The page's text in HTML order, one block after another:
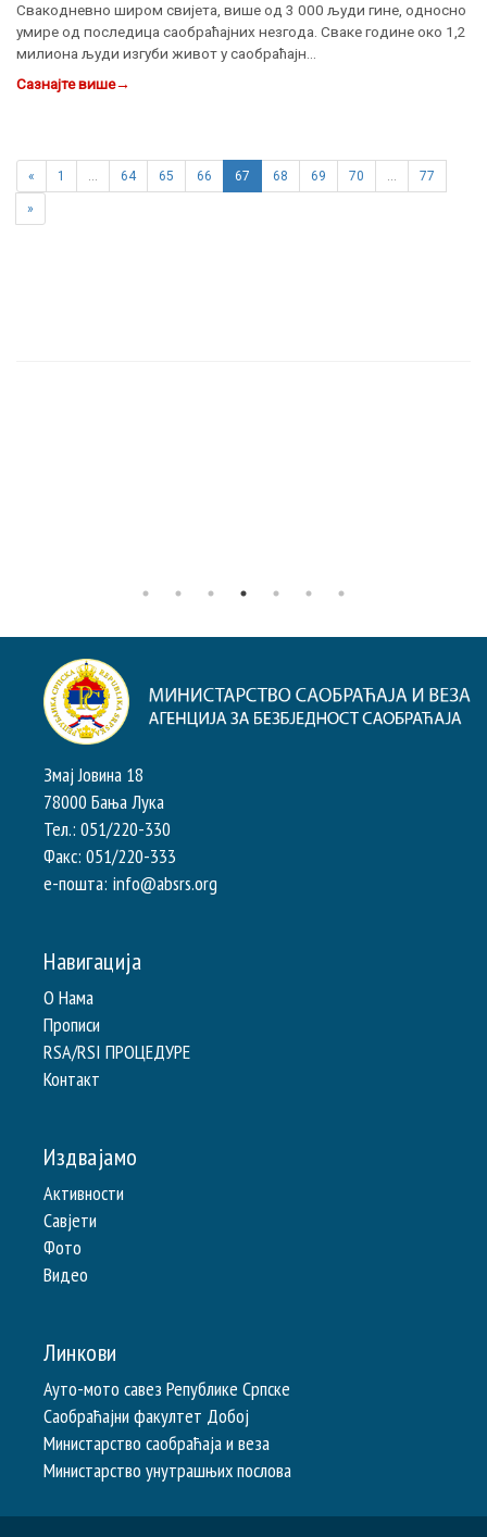
Свакодневно широм свијета, више од 3 000 људи гине, односно
умире од последица саобраћајних незгода. Сваке године око 1,2
милиона људи изгуби живот у саобраћајн…
Сазнајте више→
« 1 … 64 65 66 67 68 69 70 … 77
»
Змај Јовина 18
78000 Бања Лука
Тел.: 051/220-330
Факс: 051/220-333
e-пошта: info@absrs.org
Навигација
О Нама
Прописи
RSA/RSI ПРОЦЕДУРЕ
Контакт
Издвајамо
Активности
Савјети
Фото
Видео
Линкови
Ауто-мото савез Републике Српске
Саобраћајни факултет Добој
Министарство саобраћаја и веза
Министарство унутрашњих послова